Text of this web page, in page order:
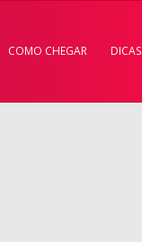
COMO CHEGAR DICAS